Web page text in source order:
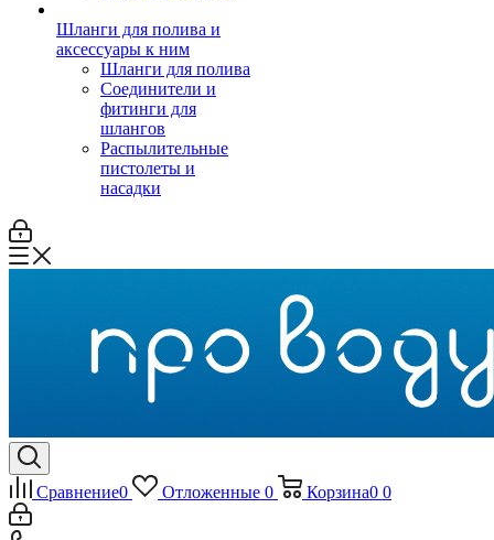
Шланги для полива и
аксессуары к ним
Шланги для полива
Соединители и
фитинги для
шлангов
Распылительные
пистолеты и
насадки
Сравнение0 Отложенные 0 Корзина0 0